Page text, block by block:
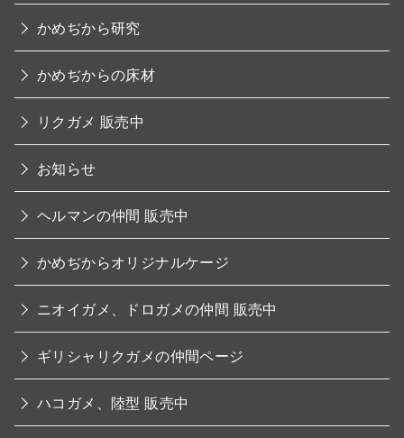
かめぢから研究
かめぢからの床材
リクガメ 販売中
お知らせ
ヘルマンの仲間 販売中
かめぢからオリジナルケージ
ニオイガメ、ドロガメの仲間 販売中
ギリシャリクガメの仲間ページ
ハコガメ、陸型 販売中